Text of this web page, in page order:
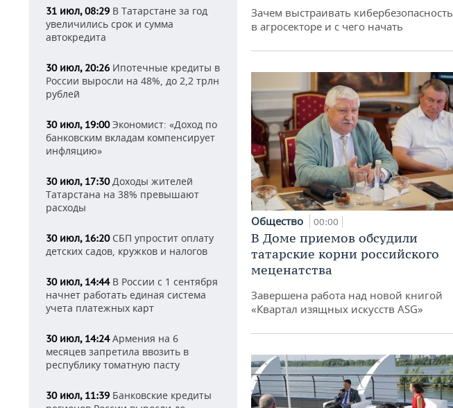
31 июл, 08:29 В Татарстане за год
увеличились срок и сумма
автокредита
30 июл, 20:26 Ипотечные кредиты в
России выросли на 48%, до 2,2 трлн
рублей
30 июл, 19:00Экономист: «Доход по
банковским вкладам компенсирует
инфляцию»
30 июл, 17:30Доходы жителей
Татарстана на 38% превышают
расходы
30 июл, 16:20СБП упростит оплату
детских садов, кружков и налогов
30 июл, 14:44В России с 1 сентября
начнет работать единая система
учета платежных карт
30 июл, 14:24Армения на 6
месяцев запретила ввозить в
республику томатную пасту
30 июл, 11:39 Банковские кредиты
Зачем выстраивать кибербезопасность
в агросекторе и с чего начать
Общество 00:00
В Доме приемов обсудили
татарские корни российского
меценатства
Завершена работа над новой книгой
«Квартал изящных искусств ASG»